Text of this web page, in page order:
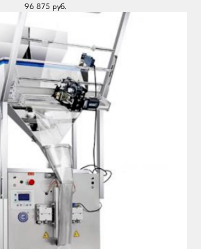
96 875 руб.